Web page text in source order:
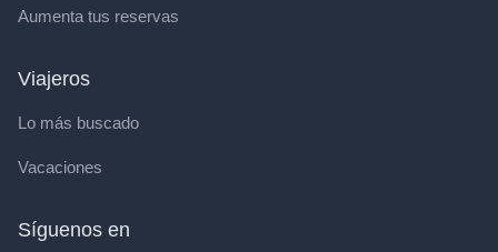
Aumenta tus reservas
Viajeros
Lo más buscado
Vacaciones
Síguenos en